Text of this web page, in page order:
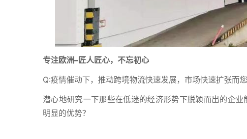
专注欧洲–匠人匠心，不忘初心
Q:疫情催动下，推动跨境物流快速发展，市场快速扩张而
潜心地研究一下那些在低迷的经济形势下脱颖而出的企
明显的优势？